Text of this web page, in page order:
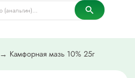
→ Камфорная мазь 10% 25г